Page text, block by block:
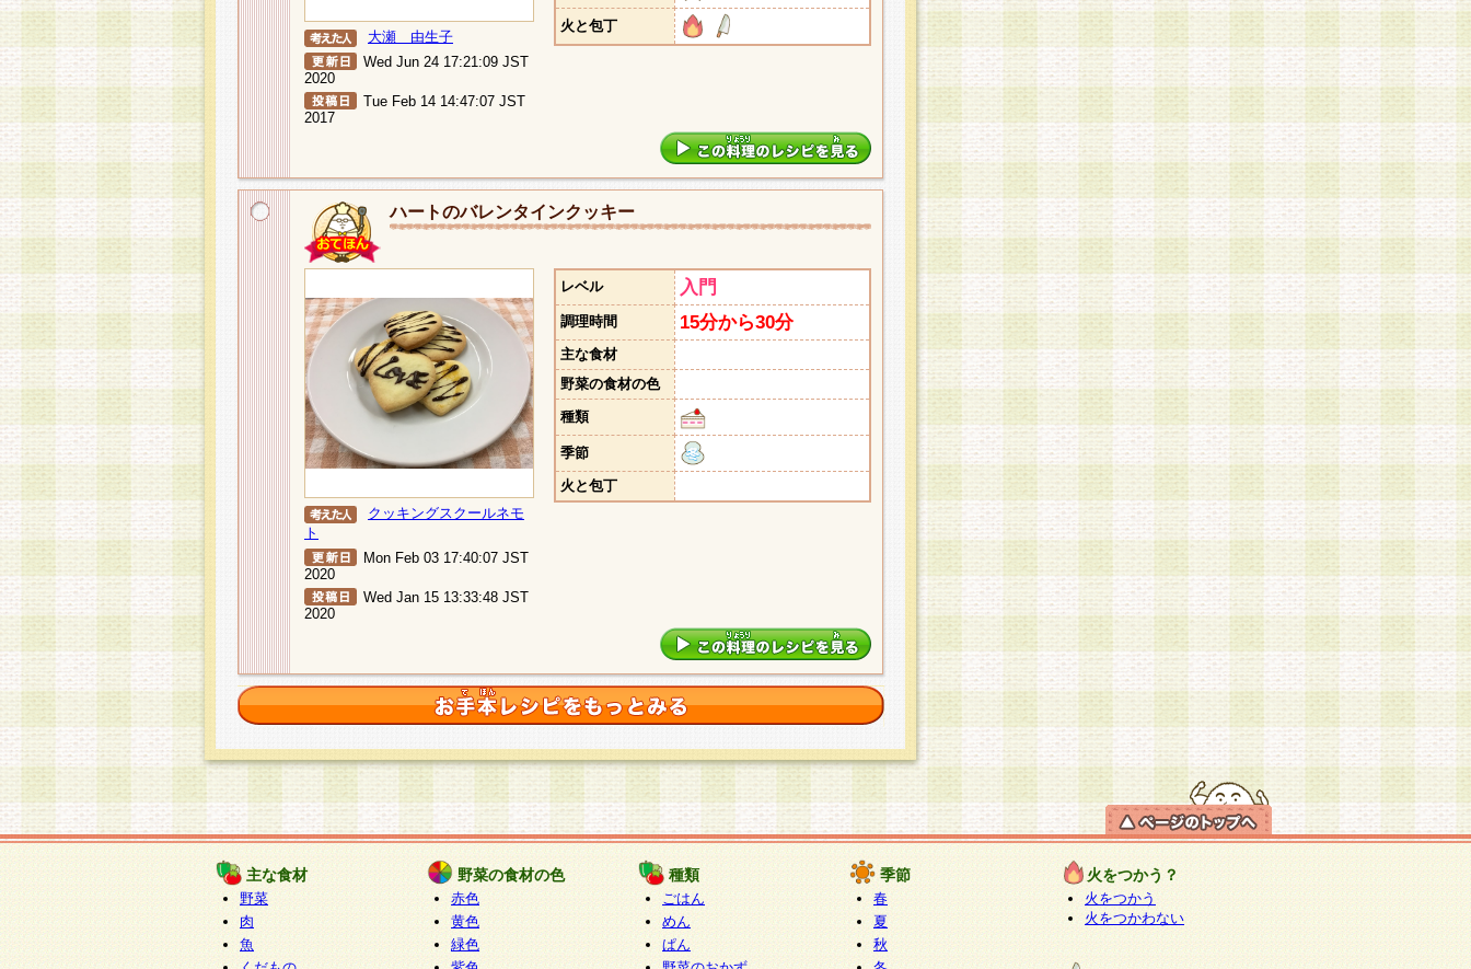
大瀬 由生子
Wed Jun 24 17:21:09 JST
2020
Tue Feb 14 14:47:07 JST
2017
火と包丁
ハートのバレンタインクッキー
クッキングスクールネモ
ト
Mon Feb 03 17:40:07 JST
2020
Wed Jan 15 13:33:48 JST
2020
レベル 入門
調理時間 15分から30分
主な食材
野菜の食材の色
種類
季節
火と包丁
主な食材
野菜
肉
魚
野菜の食材の色
赤色
黄色
緑色
種類
ごはん
めん
ぱん
季節
春
夏
秋
火をつかう？
火をつかう
火をつかわない